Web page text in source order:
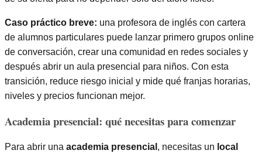
Caso práctico breve: una profesora de inglés con cartera
de alumnos particulares puede lanzar primero grupos online
de conversación, crear una comunidad en redes sociales y
después abrir un aula presencial para niños. Con esta
transición, reduce riesgo inicial y mide qué franjas horarias,
niveles y precios funcionan mejor.
Academia presencial: qué necesitas para comenzar
Para abrir una academia presencial , necesitas un local